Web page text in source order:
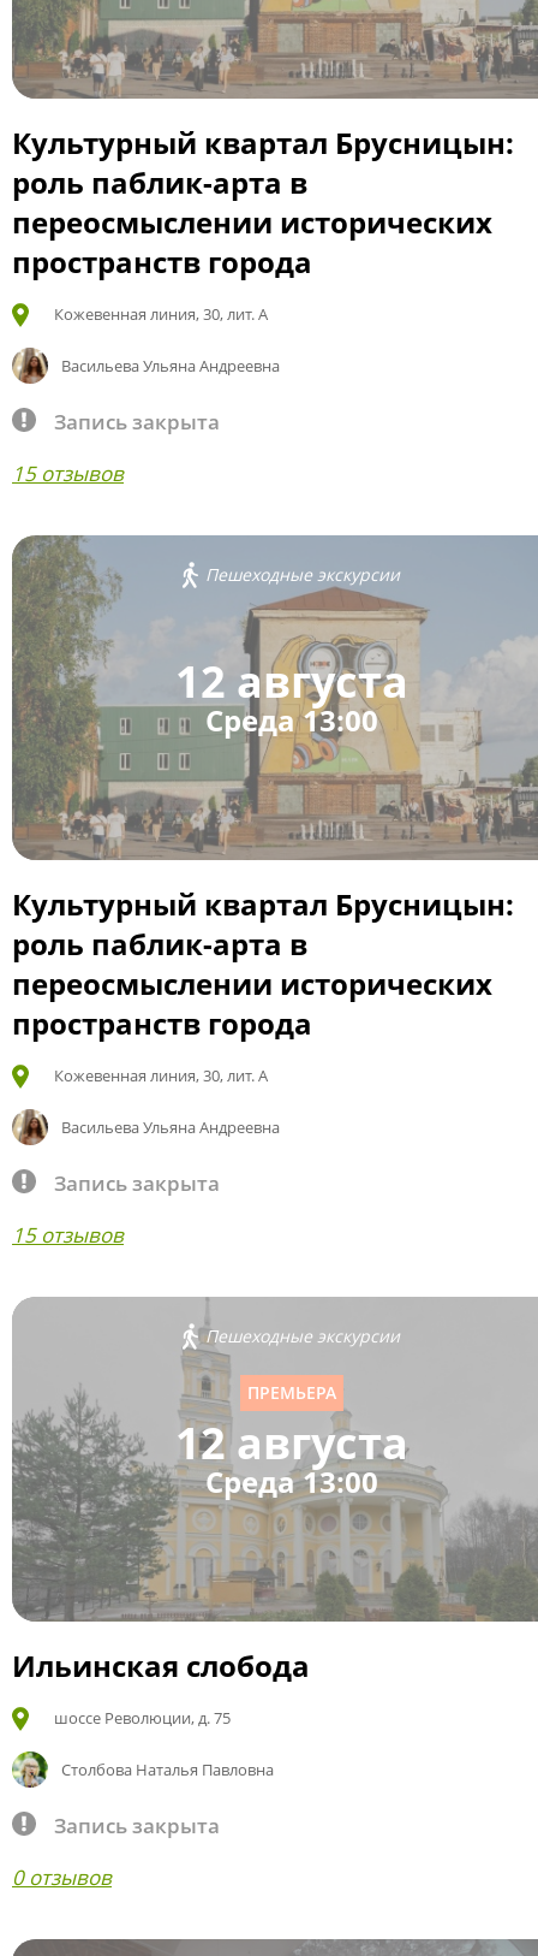
Культурный квартал Брусницын:
роль паблик-арта в
переосмыслении исторических
пространств города
Кожевенная линия, 30, лит. А
Васильева Ульяна Андреевна
Запись закрыта
15 отзывов
Пешеходные экскурсии
12 августа
Среда 13:00
Культурный квартал Брусницын:
роль паблик-арта в
переосмыслении исторических
пространств города
Кожевенная линия, 30, лит. А
Васильева Ульяна Андреевна
Запись закрыта
15 отзывов
Пешеходные экскурсии
ПРЕМЬЕРА
12 августа
Среда 13:00
Ильинская слобода
шоссе Революции, д. 75
Столбова Наталья Павловна
Запись закрыта
0 отзывов